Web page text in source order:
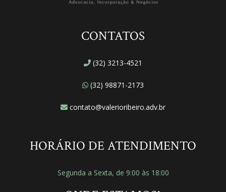
CONTATOS
(32) 3213-4521
(32) 98871-2173
contato@valerioribeiro.adv.br
HORÁRIO DE ATENDIMENTO
Segunda a Sexta, de 9:00 às 18:00